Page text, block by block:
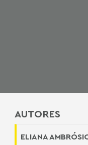
AUTORES
ELIANA